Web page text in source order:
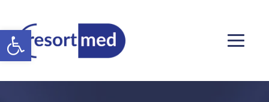
Otwórz pasek narzędzi